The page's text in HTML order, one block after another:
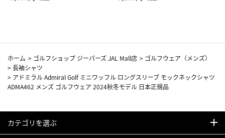
ホーム > ゴルフショップ ジーパーズ JAL Mall店 > ゴルフウェア（メンズ）
>長袖シャツ
> アドミラル Admiral Golf ミニワッフル ロングスリーブ モックネックシャツ
ADMA462 メンズ ゴルフウェア 2024秋冬モデル 日本正規品
カテゴリを選ぶ